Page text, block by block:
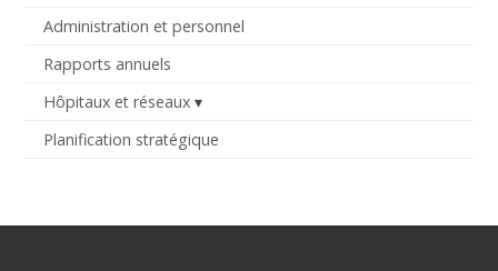
Administration et personnel
Rapports annuels
Hôpitaux et réseaux
Planification stratégique